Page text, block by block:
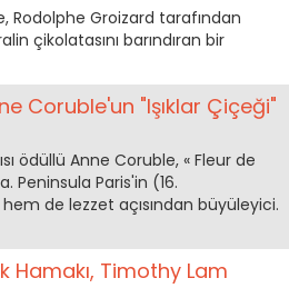
Rodolphe Groizard tarafından
çikolatasını barındıran bir
Coruble'un "Işıklar Çiçeği"
ödüllü Anne Coruble, « Fleur de
Peninsula Paris'in (16.
de lezzet açısından büyüleyici.
Hamakı, Timothy Lam